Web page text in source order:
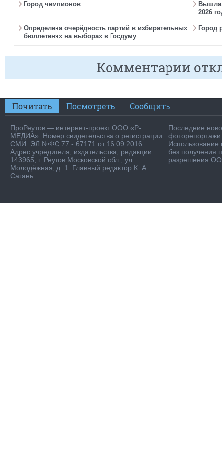
Город чемпионов
Вышла
2026
Определена очерёдность партий в избирательных
бюллетенях на выборах в Госдуму
Город
Комментарии
Почитать Посмотреть Сообщить
ПроРеутов — интернет-проект ООО «Р-
МЕДИА». Номер свидетельства о регистрации
СМИ: ЭЛ №ФС 77 - 67171 от 16.09.2016.
Адрес учредителя, издательства, редакции:
143965, г. Реутов Московской обл., ул.
Молодёжная, д. 1. Главный редактор К. А.
Сагань.
Последние
фоторепортажи
Использование
без получения
разрешения